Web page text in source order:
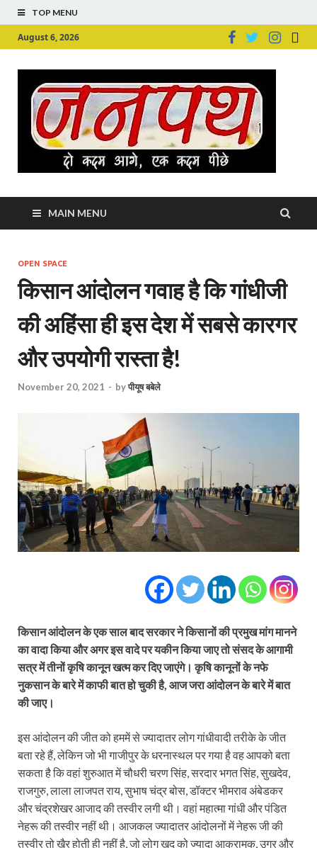
TOP MENU
August 6, 2026
MAIN MENU
OPEN SPACE
किसान आंदोलन गवाह है कि गांधीजी
की अहिंसा ही इस देश में सबसे कारगर
और उपयोगी रास्ता है!
November 20, 2021 - byपीयूष बबेले
किसान आंदोलन के एक साल बाद सरकार ने किसानों की प्रमुख मांग मानने
का वादा किया और अगर इस वादे पर यकीन किया जाए तो संसद के आगामी
सत्र में तीनों कृषि कानून खत्म कर दिए जाएंगे। कृषि कानूनों के नफे
नुकसान के बारे में काफी बात हो चुकी है, आज जरा आंदोलन के बारे में बात
की जाए।
इस आंदोलन की जीत को हममें से ज्यादातर लोग गांधीवादी तरीके के जीत
बता रहे हैं, लेकिन जो भी गाजीपुर के धरनास्थल पर गया है वह आपको बता
सकता है कि वहां शुरुआत में चौधरी चरण सिंह, सरदार भगत सिंह, सुखदेव,
राजगुरु, लाला लाजपत राय, सुभाष चंद्र बोस, डॉक्टर भीमराव अंबेडकर
और चंद्रशेखर आजाद की तस्वीर लगी थी। वहां महात्मा गांधी और पंडित
नेहरू की तस्वीर नहीं थी। आजकल ज्यादातर आंदोलनों में नेहरू जी की
तस्वीर तो खैर होती ही नहीं है, जो लोग खुद को ज्यादा आक्रामक, उग्र और